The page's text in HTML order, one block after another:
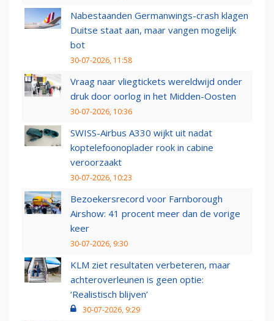
Nabestaanden Germanwings-crash klagen
Duitse staat aan, maar vangen mogelijk
bot
30-07-2026, 11:58
Vraag naar vliegtickets wereldwijd onder
druk door oorlog in het Midden-Oosten
30-07-2026, 10:36
SWISS-Airbus A330 wijkt uit nadat
koptelefoonoplader rook in cabine
veroorzaakt
30-07-2026, 10:23
Bezoekersrecord voor Farnborough
Airshow: 41 procent meer dan de vorige
keer
30-07-2026, 9:30
KLM ziet resultaten verbeteren, maar
achteroverleunen is geen optie:
‘Realistisch blijven’
30-07-2026, 9:29